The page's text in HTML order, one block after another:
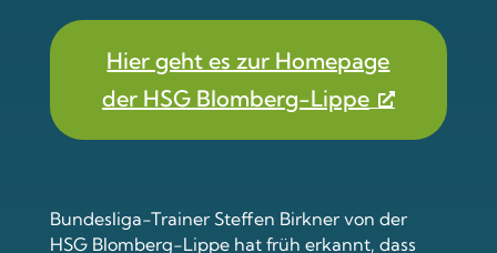
Hier geht es zur Homepage
der HSG Blomberg-Lippe
Bundesliga-Trainer Steffen Birkner von der
HSG Blomberg-Lippe hat früh erkannt, dass